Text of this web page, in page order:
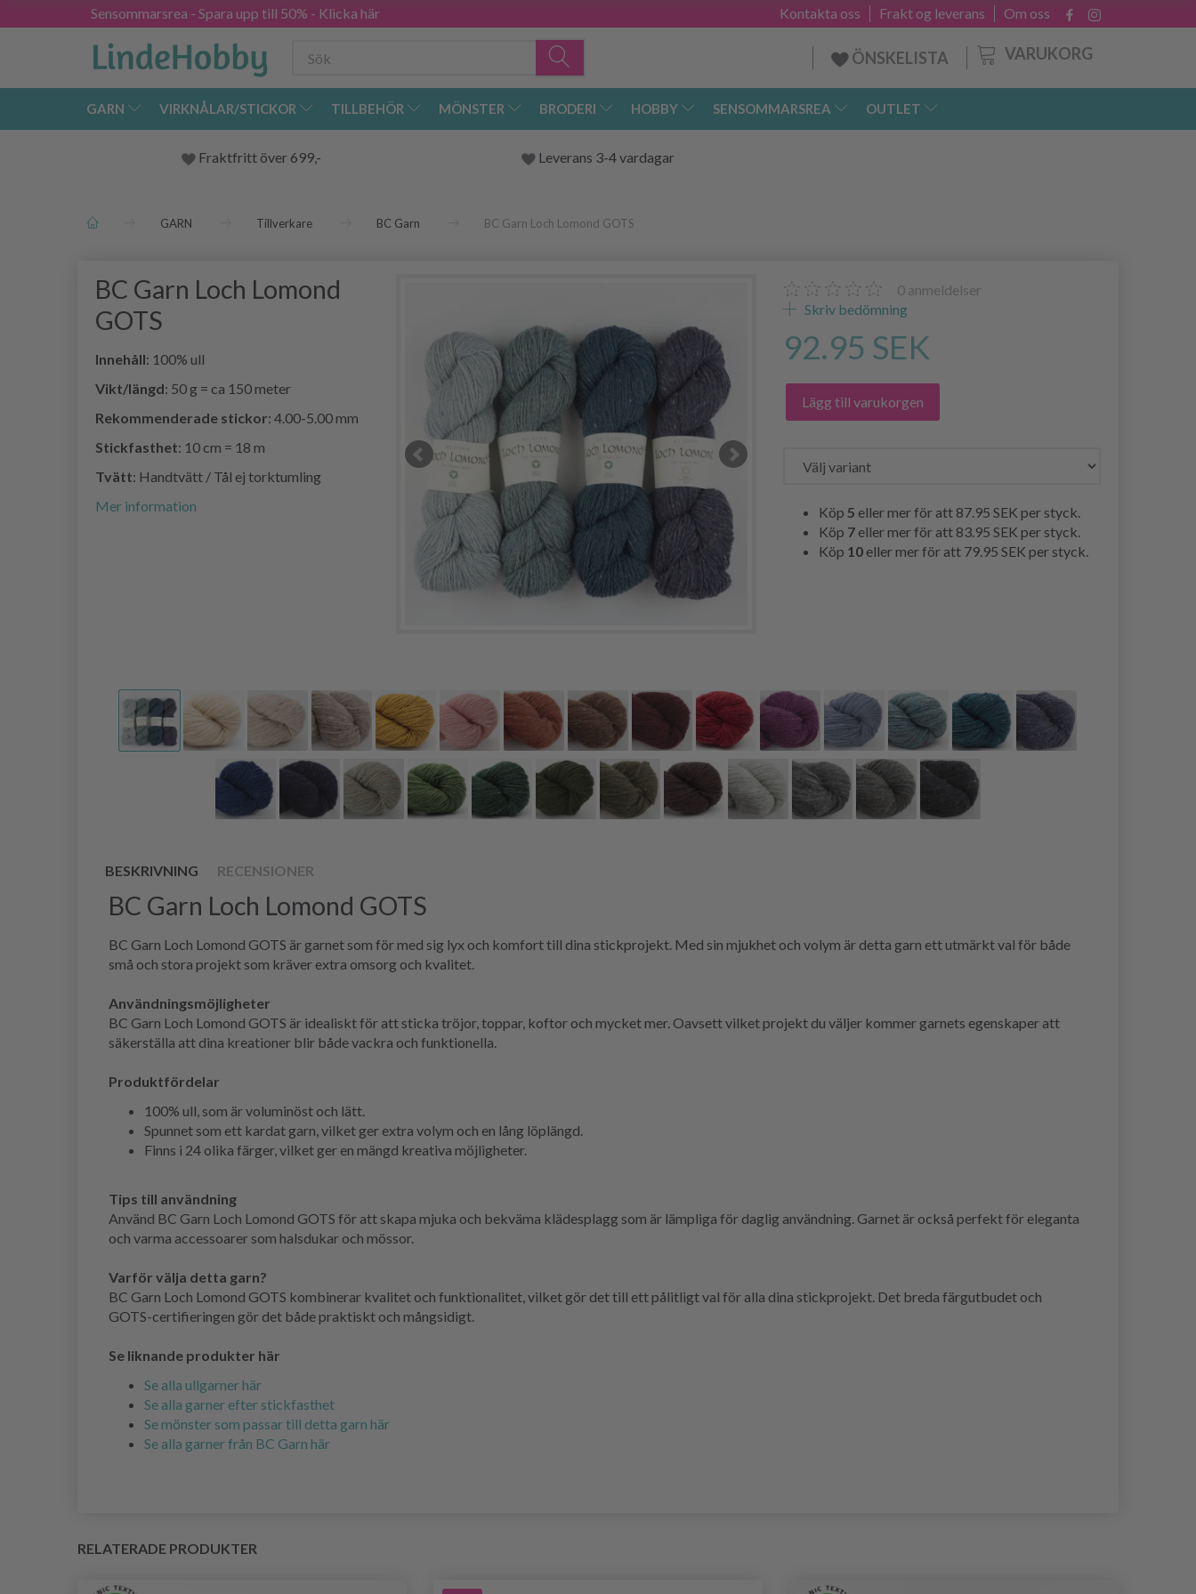
Sensommarsrea - Spara upp till 50% - Klicka här Om oss
Frakt og leverans
Kontakta oss
VARUKORG
ÖNSKELISTA
GARN VIRKNÅLAR/STICKOR TILLBEHÖR MÖNSTER BRODERI HOBBY SENSOMMARSREA OUTLET
Fraktfritt över 699,- Leverans 3-4 vardagar
GARN Tillverkare BC Garn BC Garn Loch Lomond GOTS
BC Garn Loch Lomond
GOTS
Innehåll: 100% ull
Vikt/längd: 50 g = ca 150 meter
Rekommenderade stickor: 4.00-5.00 mm
Stickfasthet: 10 cm = 18 m
Tvätt: Handtvätt / Tål ej torktumling
Mer information
0 anmeldelser
Skriv bedömning
92.95 SEK
Lägg till varukorgen
Köp5 eller mer för att 87.95 SEKper styck.
Köp 7 eller mer för att 83.95 SEKper styck.
Köp 10 eller mer för att 79.95 SEKper styck.
BESKRIVNING RECENSIONER
BC Garn Loch Lomond GOTS
BC Garn Loch Lomond GOTS är garnet som för med sig lyx och komfort till dina stickprojekt. Med sin mjukhet och volym är detta garn ett utmärkt val för både
små och stora projekt som kräver extra omsorg och kvalitet.
Användningsmöjligheter
BC Garn Loch Lomond GOTS är idealiskt för att sticka tröjor, toppar, koftor och mycket mer. Oavsett vilket projekt du väljer kommer garnets egenskaper att
säkerställa att dina kreationer blir både vackra och funktionella.
Produktfördelar
100% ull, som är voluminöst och lätt.
Spunnet som ett kardat garn, vilket ger extra volym och en lång löplängd.
Finns i 24 olika färger, vilket ger en mängd kreativa möjligheter.
Tips till användning
Använd BC Garn Loch Lomond GOTS för att skapa mjuka och bekväma klädesplagg som är lämpliga för daglig användning. Garnet är också perfekt för eleganta
och varma accessoarer som halsdukar och mössor.
Varför välja detta garn?
BC Garn Loch Lomond GOTS kombinerar kvalitet och funktionalitet, vilket gör det till ett pålitligt val för alla dina stickprojekt. Det breda färgutbudet och
GOTS-certifieringen gör det både praktiskt och mångsidigt.
Se liknande produkter här
Se alla ullgarner här
Se alla garner efter stickfasthet
Se mönster som passar till detta garn här
Se alla garner från BC Garn här
RELATERADE PRODUKTER